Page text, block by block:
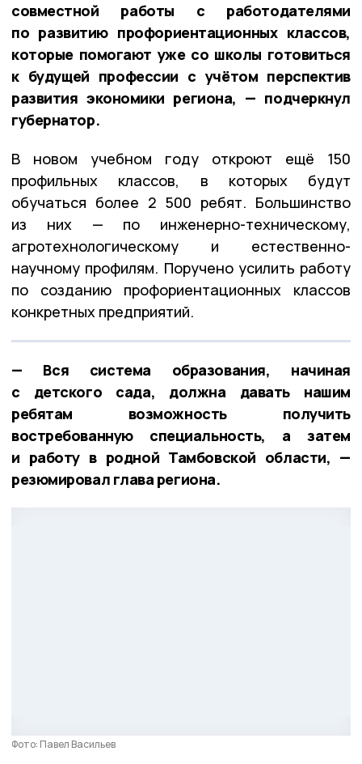
совместной работы с работодателями
по развитию профориентационных классов,
которые помогают уже со школы готовиться
к будущей профессии с учётом перспектив
развития экономики региона, — подчеркнул
губернатор.
В новом учебном году откроют ещё 150
профильных классов, в которых будут
обучаться более 2 500 ребят. Большинство
из них — по инженерно-техническому,
агротехнологическому и естественно-
научному профилям. Поручено усилить работу
по созданию профориентационных классов
конкретных предприятий.
— Вся система образования, начиная
с детского сада, должна давать нашим
ребятам возможность получить
востребованную специальность, а затем
и работу в родной Тамбовской области, —
резюмировал глава региона.
Фото: Павел Васильев